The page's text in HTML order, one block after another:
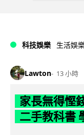
科技娛樂 生活娛
Lawton 13 小時
家長無得慳
二手教科書